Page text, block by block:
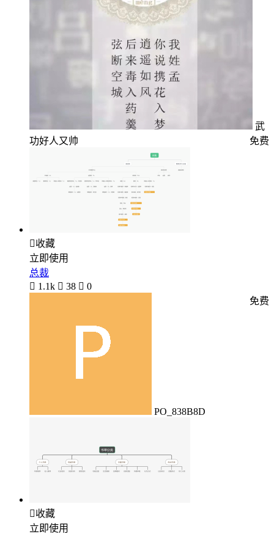
武
功好人又帅
免费
收藏
立即使用
总裁
 1.1k  38  0
PO_838B8D
免费
收藏
立即使用